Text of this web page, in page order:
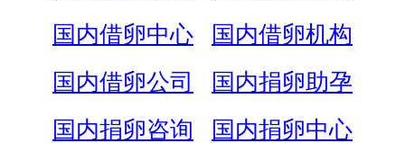
国内借卵中心
国内借卵机构
国内借卵公司
国内捐卵助孕
国内捐卵咨询
国内捐卵中心